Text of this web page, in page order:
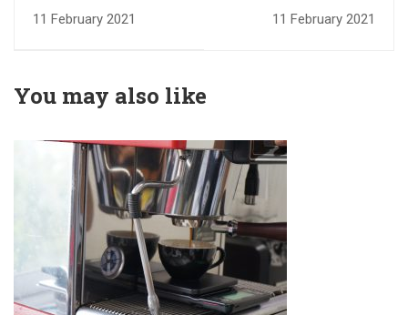
February 2021
11 February 2021
Course 9 February
11 February 2021
You may also like